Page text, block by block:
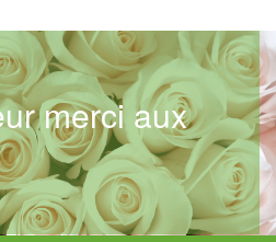
merci aux